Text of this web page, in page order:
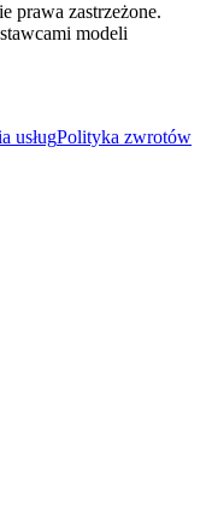
prawa zastrzeżone.
modeli
usługPolityka zwrotów